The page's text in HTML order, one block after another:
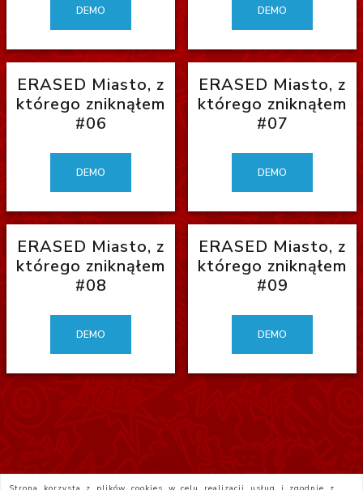
DEMO DEMO
ERASED Miasto, z
którego zniknąłem
#06
DEMO
ERASED Miasto, z
którego zniknąłem
#07
DEMO
ERASED Miasto, z
którego zniknąłem
#08
DEMO
ERASED Miasto, z
którego zniknąłem
#09
DEMO